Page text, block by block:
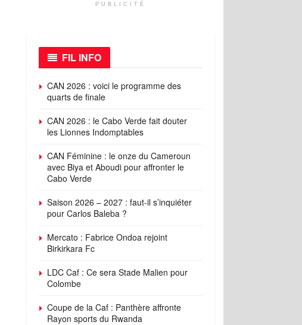
PUBLICITÉ
FIL INFO
CAN 2026 : voici le programme des
quarts de finale
CAN 2026 : le Cabo Verde fait douter
les Lionnes Indomptables
CAN Féminine : le onze du Cameroun
avec Biya et Aboudi pour affronter le
Cabo Verde
Saison 2026 – 2027 : faut-il s’inquiéter
pour Carlos Baleba ?
Mercato : Fabrice Ondoa rejoint
Birkirkara Fc
LDC Caf : Ce sera Stade Malien pour
Colombe
Coupe de la Caf : Panthère affronte
Rayon sports du Rwanda